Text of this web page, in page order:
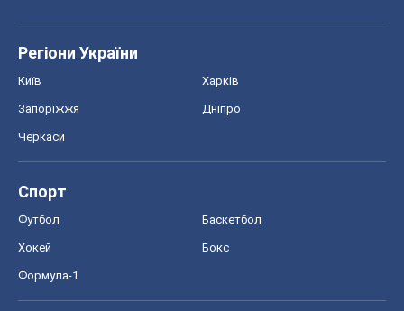
Регіони України
Київ Харків
Запоріжжя Дніпро
Черкаси
Спорт
Футбол Баскетбол
Хокей Бокс
Формула-1